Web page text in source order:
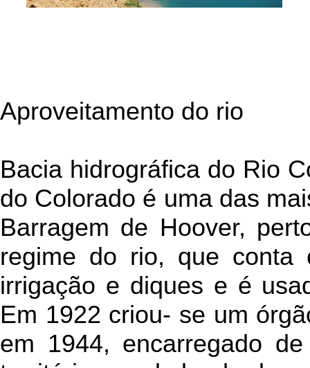
Aproveitamento do rio
Bacia hidrográfica do Rio
do Colorado é uma das
Barragem de Hoover,
regime do rio, que conta
irrigação e diques e é
Em 1922 criou- se um
em 1944, encarregado